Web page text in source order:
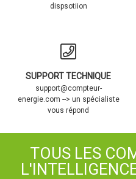
dispsotiion
SUPPORT TECHNIQUE
support@compteur-
energie.com --> un spécialiste
vous répond
TOUS LES